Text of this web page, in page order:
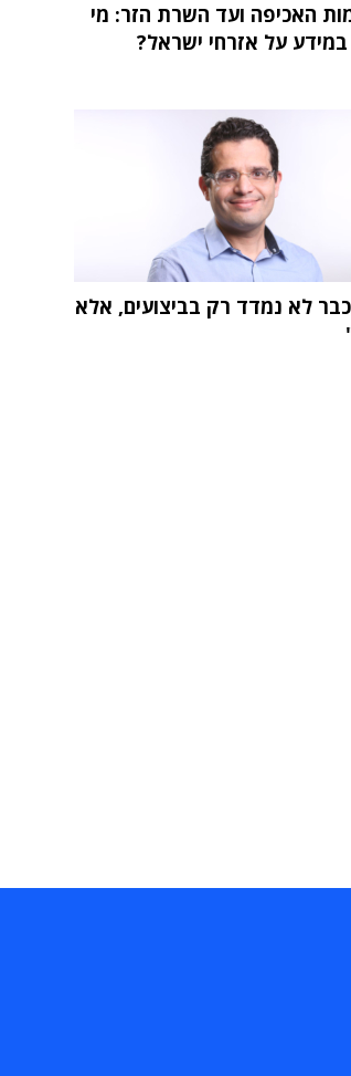
האכיפה ועד השרת הזר: מי
במידע על אזרחי ישראל?
לא נמדד רק בביצועים, אלא